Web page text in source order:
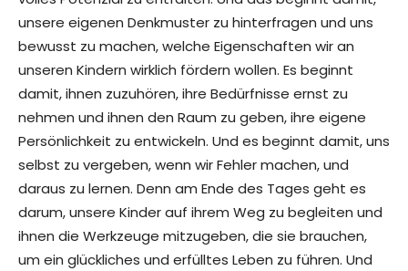
unsere eigenen Denkmuster zu hinterfragen und uns
bewusst zu machen, welche Eigenschaften wir an
unseren Kindern wirklich fördern wollen. Es beginnt
damit, ihnen zuzuhören, ihre Bedürfnisse ernst zu
nehmen und ihnen den Raum zu geben, ihre eigene
Persönlichkeit zu entwickeln. Und es beginnt damit, uns
selbst zu vergeben, wenn wir Fehler machen, und
daraus zu lernen. Denn am Ende des Tages geht es
darum, unsere Kinder auf ihrem Weg zu begleiten und
ihnen die Werkzeuge mitzugeben, die sie brauchen,
um ein glückliches und erfülltes Leben zu führen. Und